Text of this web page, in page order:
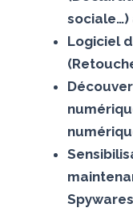
sociale…)
Logiciel